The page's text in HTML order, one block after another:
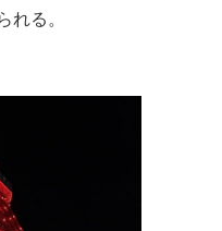
る。